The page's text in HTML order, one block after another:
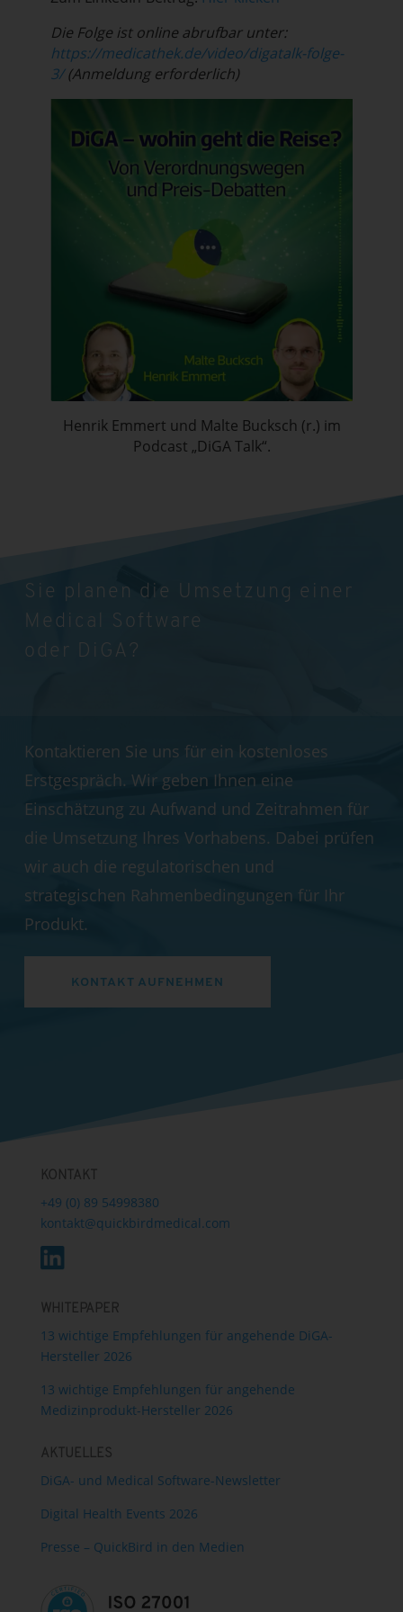
Die Folge ist online abrufbar unter:
https://medicathek.de/video/digatalk-folge-
3/(Anmeldung erforderlich)
Henrik Emmert und Malte Bucksch (r.) im
Podcast „DiGA Talk“.
Sie planen die Umsetzung einer
Medical Software
oder DiGA?
Kontaktieren Sie uns für ein kostenloses
Erstgespräch. Wir geben Ihnen eine
Einschätzung zu Aufwand und Zeitrahmen für
die Umsetzung Ihres Vorhabens. Dabei prüfen
wir auch die regulatorischen und
strategischen Rahmenbedingungen für Ihr
Produkt.
KONTAKT AUFNEHMEN
KONTAKT
+49 (0) 89 54998380
kontakt@quickbirdmedical.com
WHITEPAPER
13 wichtige Empfehlungen für angehende DiGA-
Hersteller 2026
13 wichtige Empfehlungen für angehende
Medizinprodukt-Hersteller 2026
AKTUELLES
DiGA- und Medical Software-Newsletter
Digital Health Events 2026
Presse – QuickBird in den Medien